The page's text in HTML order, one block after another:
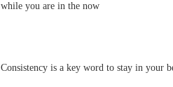
while you are in the now
Consistency is a key word to stay in your